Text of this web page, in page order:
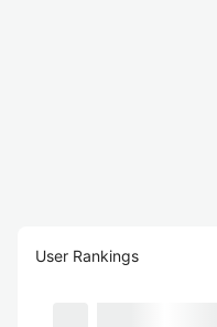
User Rankings